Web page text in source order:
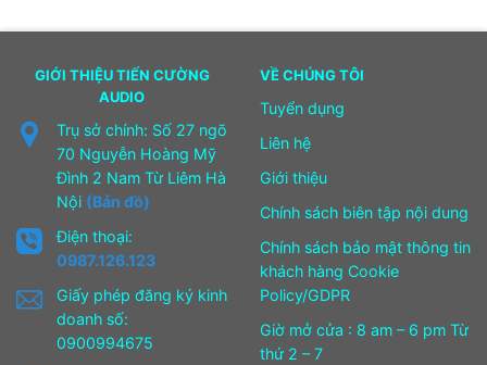
GIỚI THIỆU TIẾN CƯỜNG
AUDIO
Trụ sở chính: Số 27 ngõ
70 Nguyễn Hoàng Mỹ
Đình 2 Nam Từ Liêm Hà
Nội (Bản đồ)
Điện thoại:
0987.126.123
Giấy phép đăng ký kinh
doanh số:
0900994675
VỀ CHÚNG TÔI
Tuyển dụng
Liên hệ
Giới thiệu
Chính sách biên tập nội dung
Chính sách bảo mật thông tin
khách hàng Cookie
Policy/GDPR
Giờ mở cửa : 8 am – 6 pm Từ
thứ 2 – 7